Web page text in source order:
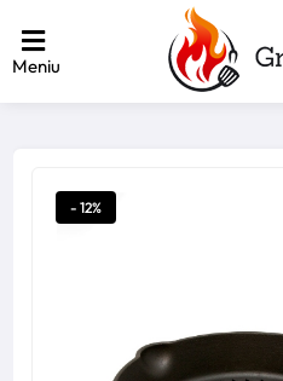
Meniu
- 12%